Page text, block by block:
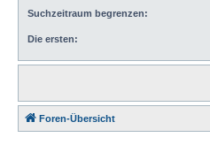
Suchzeitraum begrenzen:
Die ersten:
Foren-Übersicht